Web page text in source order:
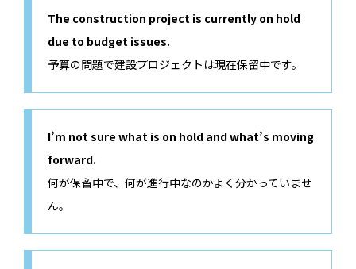
The construction project is currently on hold
due to budget issues.
予算の問題で建設プロジェクトは現在保留中です。
I’m not sure what is on hold and what’s moving
forward.
何が保留中で、何が進行中なのかよく分かっていませ
ん。